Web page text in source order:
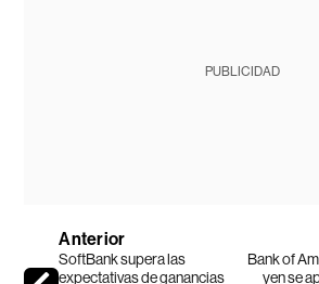
PUBLICIDAD
Anterior
SoftBank supera las
expectativas de ganancias
Bank of
yen se